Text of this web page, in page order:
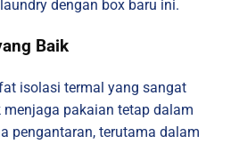
dengan box baru ini.
Baik
isolasi termal yang sangat
pakaian tetap dalam
pengantaran, terutama dalam